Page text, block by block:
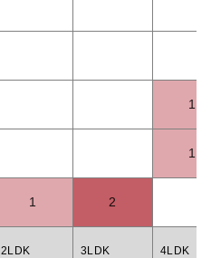
1
1
1 2
2LDK 3LDK 4LDK